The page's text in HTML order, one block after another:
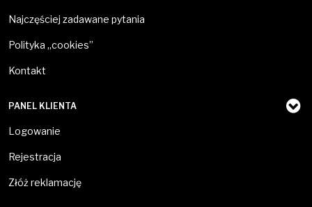
Najczęściej zadawane pytania
Polityka „cookies”
Kontakt
PANEL KLIENTA
Logowanie
Rejestracja
Złóż reklamację